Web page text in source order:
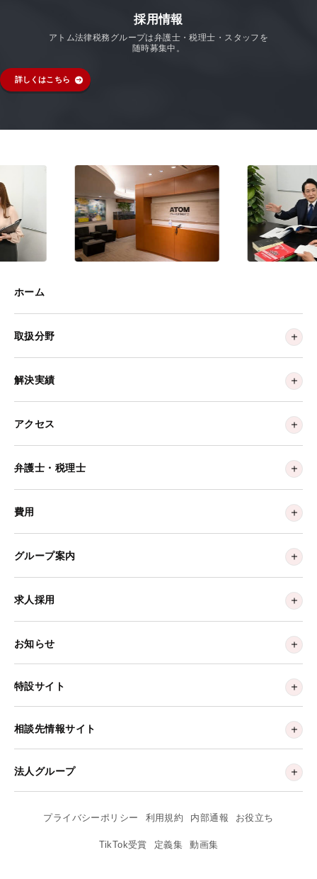
採用情報
アトム法律税務グループは弁護士・税理士・スタッフを
随時募集中。
詳しくはこちら
ホーム
取扱分野
解決実績
アクセス
弁護士・税理士
費用
グループ案内
求人採用
お知らせ
特設サイト
相談先情報サイト
法人グループ
プライバシーポリシー 利用規約 内部通報 お役立ち
TikTok受賞 定義集 動画集